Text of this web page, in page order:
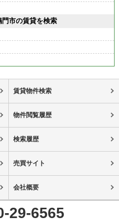
門市の賃貸を検索
賃貸物件検索
物件閲覧履歴
検索履歴
売買サイト
会社概要
29-6565